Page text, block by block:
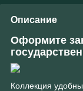
Описание
Оформите
Коллекция